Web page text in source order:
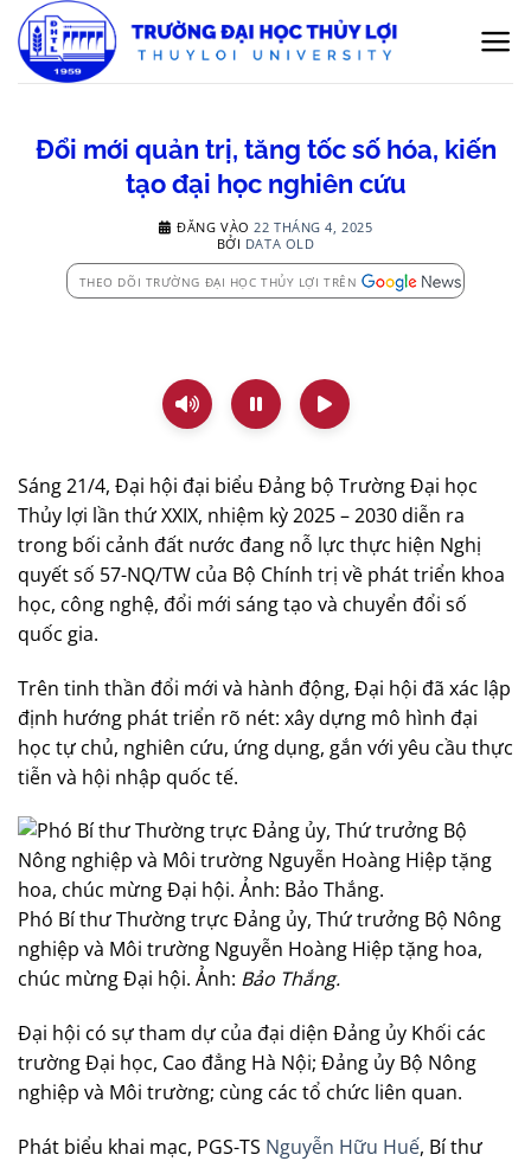
qua
nội
Đổi mới quản trị, tăng tốc số hóa, kiến
tạo đại học nghiên cứu
ĐĂNG VÀO 22 THÁNG 4, 2025
BỞI DATA OLD
THEO DÕI TRƯỜNG ĐẠI HỌC THỦY LỢI TRÊN
Sáng 21/4, Đại hội đại biểu Đảng bộ Trường Đại học
Thủy lợi lần thứ XXIX, nhiệm kỳ 2025 – 2030 diễn ra
trong bối cảnh đất nước đang nỗ lực thực hiện Nghị
quyết số 57-NQ/TW của Bộ Chính trị về phát triển khoa
học, công nghệ, đổi mới sáng tạo và chuyển đổi số
quốc gia.
Trên tinh thần đổi mới và hành động, Đại hội đã xác lập
định hướng phát triển rõ nét: xây dựng mô hình đại
học tự chủ, nghiên cứu, ứng dụng, gắn với yêu cầu thực
tiễn và hội nhập quốc tế.
Phó Bí thư Thường trực Đảng ủy, Thứ trưởng Bộ Nông
nghiệp và Môi trường Nguyễn Hoàng Hiệp tặng hoa,
chúc mừng Đại hội. Ảnh: Bảo Thắng.
Đại hội có sự tham dự của đại diện Đảng ủy Khối các
trường Đại học, Cao đẳng Hà Nội; Đảng ủy Bộ Nông
nghiệp và Môi trường; cùng các tổ chức liên quan.
Phát biểu khai mạc, PGS-TS Nguyễn Hữu Huế, Bí thư